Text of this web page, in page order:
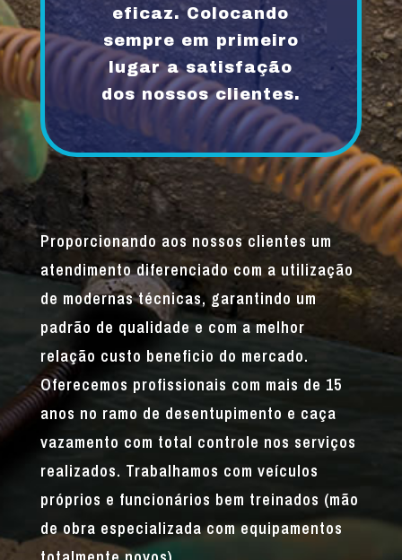
eficaz. Colocando
sempre em primeiro
lugar a satisfação
dos nossos clientes.
Proporcionando aos nossos clientes um
atendimento diferenciado com a utilização
de modernas técnicas, garantindo um
padrão de qualidade e com a melhor
relação custo beneficio do mercado.
Oferecemos profissionais com mais de 15
anos no ramo de desentupimento e caça
vazamento com total controle nos serviços
realizados. Trabalhamos com veículos
próprios e funcionários bem treinados (mão
de obra especializada com equipamentos